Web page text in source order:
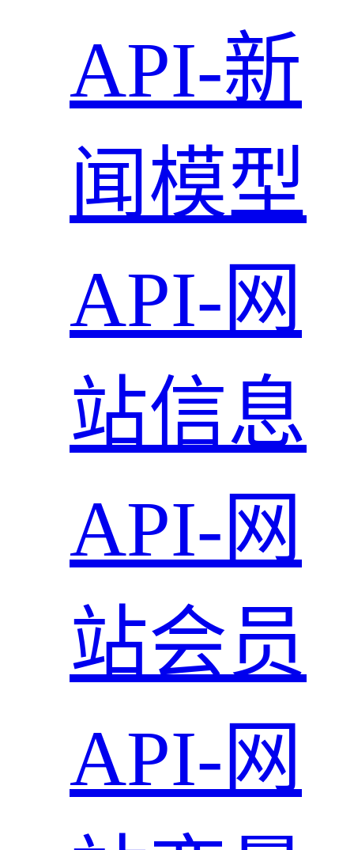
API-新
闻模型
API-网
站信息
API-网
站会员
API-网